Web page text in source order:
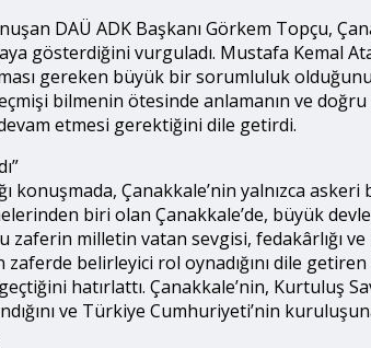
DAÜ ADK Başkanı Görkem Topçu,
gösterdiğini vurguladı. Mustafa Kemal
gereken büyük bir sorumluluk
bilmenin ötesinde anlamanın ve
etmesi gerektiğini dile getirdi.
konuşmada, Çanakkale’nin yalnızca
biri olan Çanakkale’de, büyük
zaferin milletin vatan sevgisi,
belirleyici rol oynadığını dile
hatırlattı. Çanakkale’nin, Kurtuluş
ve Türkiye Cumhuriyeti’nin